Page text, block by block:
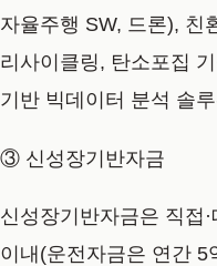
자율주행 SW, 드론), 친
리사이클링, 탄소포집
기반 빅데이터 분석 솔
③ 신성장기반자금
신성장기반자금은 직접
이내(운전자금은 연간 5